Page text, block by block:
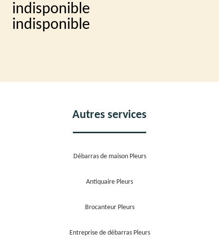
indisponible
indisponible
Autres services
Débarras de maison Pleurs
Antiquaire Pleurs
Brocanteur Pleurs
Entreprise de débarras Pleurs